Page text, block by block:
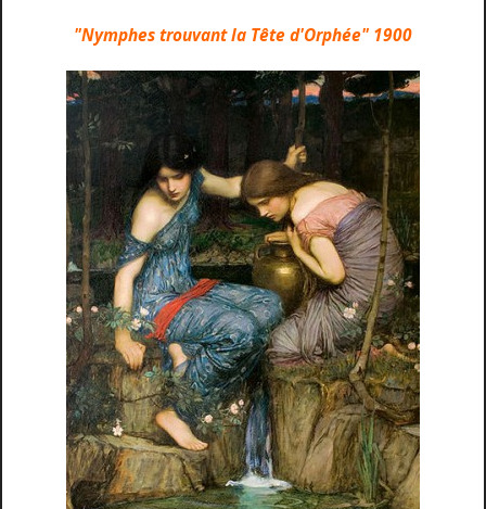
"Nymphes trouvant la Tête d'Orphée" 1900